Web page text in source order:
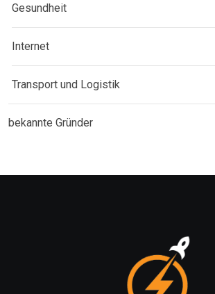
Gesundheit
Internet
Transport und Logistik
bekannte Gründer